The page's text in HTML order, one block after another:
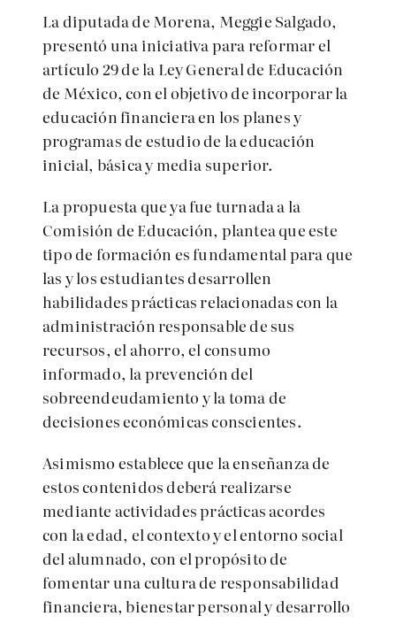
La diputada de Morena, Meggie Salgado,
presentó una iniciativa para reformar el
artículo 29 de la Ley General de Educación
de México, con el objetivo de incorporar la
educación financiera en los planes y
programas de estudio de la educación
inicial, básica y media superior.
La propuesta que ya fue turnada a la
Comisión de Educación, plantea que este
tipo de formación es fundamental para que
las y los estudiantes desarrollen
habilidades prácticas relacionadas con la
administración responsable de sus
recursos, el ahorro, el consumo
informado, la prevención del
sobreendeudamiento y la toma de
decisiones económicas conscientes.
Asimismo establece que la enseñanza de
estos contenidos deberá realizarse
mediante actividades prácticas acordes
con la edad, el contexto y el entorno social
del alumnado, con el propósito de
fomentar una cultura de responsabilidad
financiera, bienestar personal y desarrollo